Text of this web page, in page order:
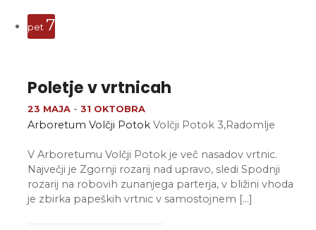
pet 7
Poletje v vrtnicah
23 MAJA -31 OKTOBRA
Arboretum Volčji PotokVolčji Potok 3,Radomlje
V Arboretumu Volčji Potok je več nasadov vrtnic.
Največji je Zgornji rozarij nad upravo, sledi Spodnji
rozarij na robovih zunanjega parterja, v bližini vhoda
je zbirka papeških vrtnic v samostojnem […]